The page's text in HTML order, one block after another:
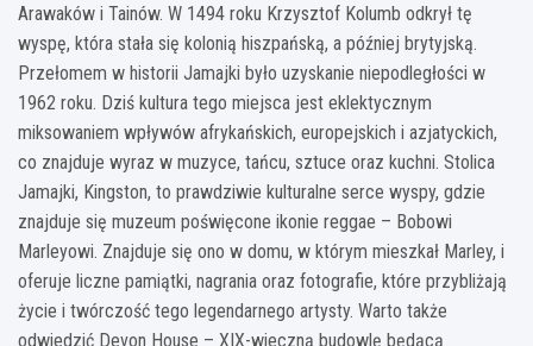
Arawaków i Tainów. W 1494 roku Krzysztof Kolumb odkrył tę
wyspę, która stała się kolonią hiszpańską, a później brytyjską.
Przełomem w historii Jamajki było uzyskanie niepodległości w
1962 roku. Dziś kultura tego miejsca jest eklektycznym
miksowaniem wpływów afrykańskich, europejskich i azjatyckich,
co znajduje wyraz w muzyce, tańcu, sztuce oraz kuchni. Stolica
Jamajki, Kingston, to prawdziwie kulturalne serce wyspy, gdzie
znajduje się muzeum poświęcone ikonie reggae – Bobowi
Marleyowi. Znajduje się ono w domu, w którym mieszkał Marley, i
oferuje liczne pamiątki, nagrania oraz fotografie, które przybliżają
życie i twórczość tego legendarnego artysty. Warto także
odwiedzić Devon House – XIX-wieczną budowlę będącą